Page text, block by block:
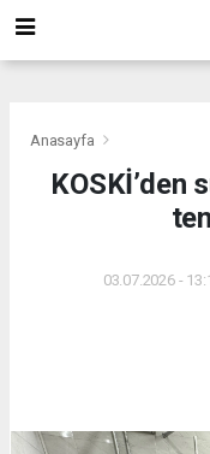
Anasayfa
KOSKİ’den
03.07.2026 -